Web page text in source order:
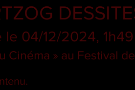
le 04/12/2024, 1h49
Cinéma » au Festival